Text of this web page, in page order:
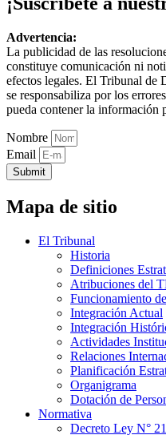
Advertencia:
La publicidad de las
constituye comunicación ni
efectos legales. El Tribunal de
se responsabiliza por los
pueda contener la información
Nombre
Email
Submit
Mapa de sitio
El Tribunal
Historia
Definiciones
Atribuciones del
Funcionamiento
Integración Actual
Integración
Actividades
Relaciones
Planificación
Organigrama
Dotación de
Normativa
Decreto Ley N°